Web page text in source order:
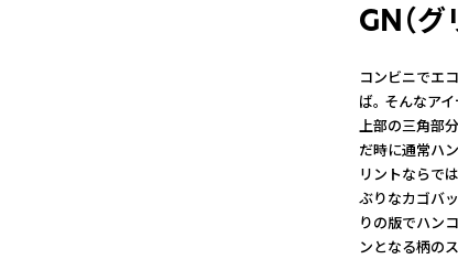
GN（グ
コンビニでエ
ば。 そんなア
上部の三角部
だ時に通常ハ
リントならで
ぶりなカゴバ
りの版でハン
ンとなる柄の